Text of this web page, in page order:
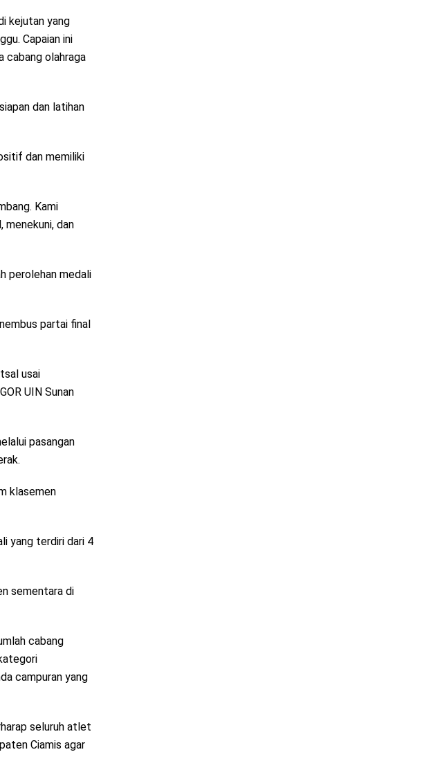
kejutan yang
Capaian ini
cabang olahraga
dan latihan
dan memiliki
Kami
dan
perolehan medali
partai final
usai
UIN Sunan
pasangan
klasemen
yang terdiri dari 4
sementara di
cabang
campuran yang
seluruh atlet
Ciamis agar